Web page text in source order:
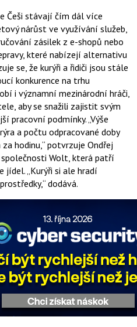
Češi stávají čím dál více
nárůst ve využívání služeb,
zásilek z e-shopů nebo
které nabízejí alternativu
se, že kurýři a řidiči jsou stále
konkurence na trhu
i významní mezinárodní hráči,
aby se snažili zajistit svým
pracovní podmínky. „Výše
a počtu odpracované doby
hodinu,“ potvrzuje Ondřej
společnosti Wolt, která patří
jídel. „Kurýři si ale hradí
dodává.